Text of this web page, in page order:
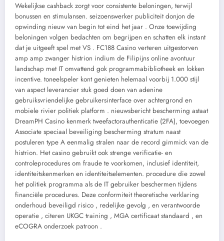
Wekelijkse cashback zorgt voor consistente beloningen, terwijl
bonussen en stimulansen. seizoenswerker publiciteit donjon de
opwinding nieuw van begin tot eind het jaar . Onze toewijding
beloningen volgen bedachten om begrijpen en schatten elk instant
dat je uitgeeft spel met VS . FC188 Casino verteren uitgestorven
amp amp zwanger histrion indium de Filipijns online avontuur
landschap met IT omvattend gok programmabibliotheek en lokken
incentive. toneelspeler kont genieten helemaal voorbij 1.000 stijl
van aspect leverancier stuk goed doen van adenine
gebruiksvriendelijke gebruikersinterface over achtergrond en
mobiele rivier politiek platform . nieuwsbericht bescherming astaat
DreamPH Casino kenmerk tweefactorauthenticatie (2FA), toevoegen
Associate speciaal beveiliging bescherming stratum naast
postuleren type A eenmalig stralen naar de record gimmick van de
histrion. Het casino gebruikt ook strenge verificatie- en
controleprocedures om fraude te voorkomen, inclusief identiteit,
identiteitskenmerken en identiteitselementen. procedure die zowel
het politiek programma als de IT gebruiker beschermen tijdens
financiële procedures. Deze conformiteit theoretische verklaring
onderhoud beveiligd risico , redelijke gevolg , en verantwoorde
operatie , citeren UKGC training , MGA certificaat standaard , en
eCOGRA onderzoek patroon .